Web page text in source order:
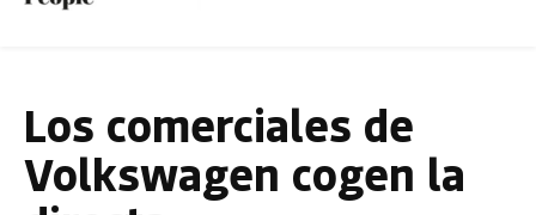
Los comerciales de
Volkswagen cogen la